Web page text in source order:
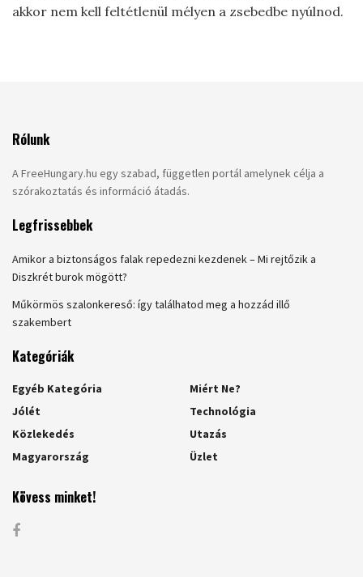
akkor nem kell feltétlenül mélyen a zsebedbe nyúlnod.
Rólunk
A FreeHungary.hu egy szabad, független portál amelynek célja a
szórakoztatás és információ átadás.
Legfrissebbek
Amikor a biztonságos falak repedezni kezdenek – Mi rejtőzik a
Diszkrét burok mögött?
Műkörmös szalonkereső: így találhatod meg a hozzád illő
szakembert
Kategóriák
Egyéb Kategória
Jólét
Közlekedés
Magyarország
Miért Ne?
Technológia
Utazás
Üzlet
Kövess minket!